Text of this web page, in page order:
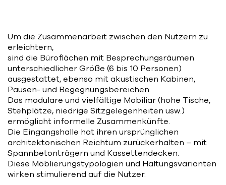
Um die Zusammenarbeit zwischen den Nutzern zu
erleichtern,
sind die Büroflächen mit Besprechungsräumen
unterschiedlicher Größe (6 bis 10 Personen)
ausgestattet, ebenso mit akustischen Kabinen,
Pausen- und Begegnungsbereichen.
Das modulare und vielfältige Mobiliar (hohe Tische,
Stehplätze, niedrige Sitzgelegenheiten usw.)
ermöglicht informelle Zusammenkünfte.
Die Eingangshalle hat ihren ursprünglichen
architektonischen Reichtum zurückerhalten – mit
Spannbetonträgern und Kassettendecken.
Diese Möblierungstypologien und Haltungsvarianten
wirken stimulierend auf die Nutzer.